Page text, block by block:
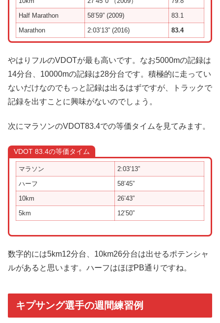
Half Marathon
58’59” (2009)
83.1
Marathon
2:03’13” (2016) 83.4
やはりフルのVDOTが最も高いです。なお5000mの記録は
14分台、10000mの記録は28分台です。積極的に走ってい
ないだけなのでもっと記録は出るはずですが、トラックで
記録を出すことに興味がないのでしょう。
次にマラソンのVDOT83.4での等価タイムを見てみます。
VDOT 83.4の等価タイム
マラソン
2:03’13”
ハーフ
58’45”
10km
26’43”
5km
12’50”
数字的には5km12分台、10km26分台は出せるポテンシャ
ルがあると思います。ハーフはほぼPB通りですね。
キプサング選手の週間練習例